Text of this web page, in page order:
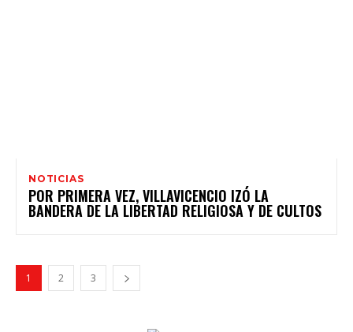
NOTICIAS
POR PRIMERA VEZ, VILLAVICENCIO IZÓ LA
BANDERA DE LA LIBERTAD RELIGIOSA Y DE CULTOS
1 2 3